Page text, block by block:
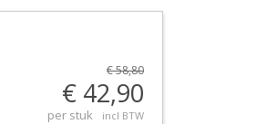
€ 58,80
€ 42,90
per stuk incl BTW